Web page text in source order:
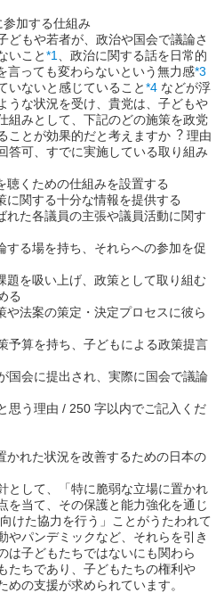
加する仕組み
どもや若者が、政治や国会で議論さ
いこと*1、政治に関する話を日常的
言っても変わらないという無力感*3
いないと感じていること*4 などが浮
うな状況を受け、貴党は、子どもや
組みとして、下記のどの施策を政党
ことが効果的だと考えますか︖ 理由
答可、すでに実施している取り組み
聴くための仕組みを設置する
関する十分な情報を提供する
れた各議員の主張や議員活動に関す
する場を持ち、それらへの参加を促
題を吸い上げ、政策として取り組む
る
法案の策定・決定プロセスに彼ら
予算を持ち、子どもによる政策提言
国会に提出され、実際に国会で議論
思う理由 / 250 字以内でご記入くだ
かれた状況を改善するための日本の
として、「特に脆弱な立場に置かれ
を当て、その保護と能力強化を通じ
けた協力を行う」ことがうたわれて
やパンデミックなど、それらを引き
は子どもたちではないにも関わら
たちであり、子どもたちの権利や
めの支援が求められています。